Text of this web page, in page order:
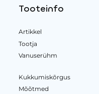
Tooteinfo
Artikkel
Tootja
Vanuserühm
Kukkumiskõrgus
Mõõtmed